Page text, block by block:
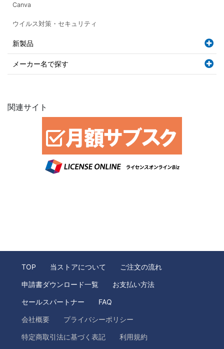
Canva
ウイルス対策・セキュリティ
新製品
メーカー名で探す
関連サイト
TOP 当ストアについて ご注文の流れ
申請書ダウンロード一覧 お支払い方法
セールスパートナー FAQ
会社概要 プライバシーポリシー
特定商取引法に基づく表記 利用規約